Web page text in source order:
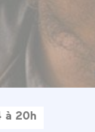
à 20h